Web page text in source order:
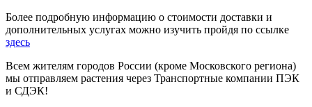
Более подробную информацию о стоимости доставки и
дополнительных услугах можно изучить пройдя по ссылке
здесь
Всем жителям городов России (кроме Московского региона)
мы отправляем растения через Транспортные компании ПЭК
и СДЭК!